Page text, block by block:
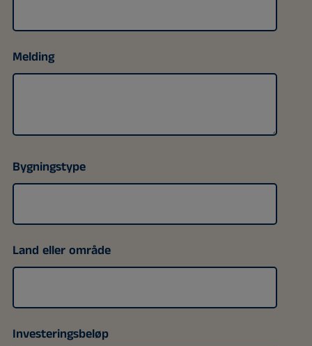
Melding
Bygningstype
Land eller område
Investeringsbeløp